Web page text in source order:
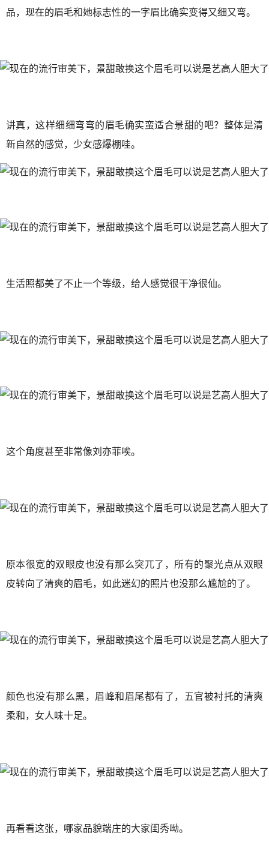
品，现在的眉毛和她标志性的一字眉比确实变得又细又弯。
讲真，这样细细弯弯的眉毛确实蛮适合景甜的吧？整体是清
新自然的感觉，少女感爆棚哇。
生活照都美了不止一个等级，给人感觉很干净很仙。
这个角度甚至非常像刘亦菲唉。
原本很宽的双眼皮也没有那么突兀了，所有的聚光点从双眼
皮转向了清爽的眉毛，如此迷幻的照片也没那么尴尬的了。
颜色也没有那么黑，眉峰和眉尾都有了，五官被衬托的清爽
柔和，女人味十足。
再看看这张，哪家品貌端庄的大家闺秀呦。